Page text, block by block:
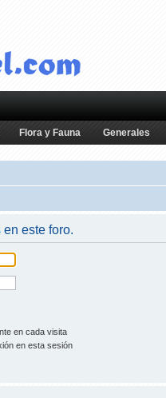
Flora y Fauna Generales
este foro.
en cada visita
en esta sesión